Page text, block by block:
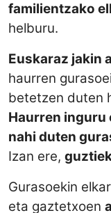
familientzako
helburu.
Euskaraz jakin
haurren
betetzen duten
Haurren inguru
nahi duten
Izan ere,
Gurasoekin
eta gaztetxoen